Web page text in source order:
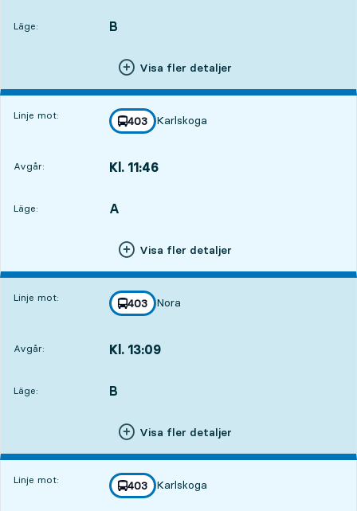
Läge:
LÄGE, B
,
Visa fler detaljer
Linje mot: linje
403
mot
Karlskoga
,
Avgår: Kl. 11:46
Läge:
LÄGE, A
,
Visa fler detaljer
Linje mot: linje
403
mot
Nora
,
Avgår: Kl. 13:09
Läge:
LÄGE, B
,
Visa fler detaljer
Linje mot: linje
403
mot
Karlskoga
,